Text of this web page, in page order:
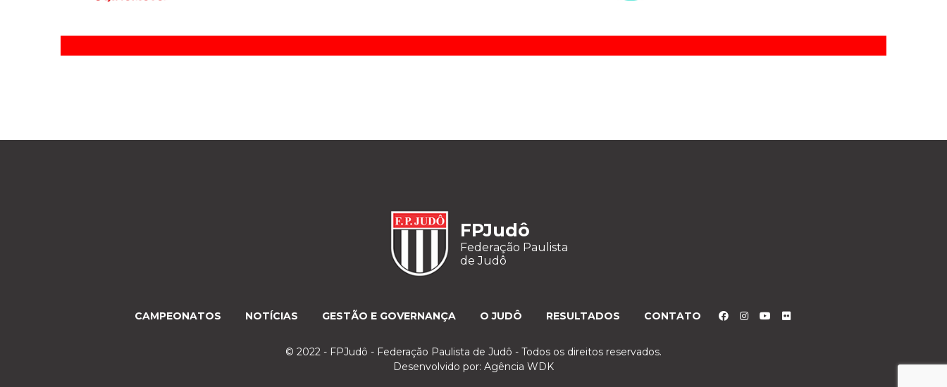
FPJudô
Federação Paulista
de Judô
CAMPEONATOS NOTÍCIAS GESTÃO E GOVERNANÇA O JUDÔ RESULTADOS CONTATO
© 2022 - FPJudô - Federação Paulista de Judô - Todos os direitos reservados.
Desenvolvido por: Agência WDK